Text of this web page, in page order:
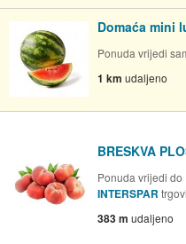
Domaća mini
Ponuda vrijedi
1 km udaljeno
BRESKVA
Ponuda vrijedi
INTERSPAR
383 m udaljeno